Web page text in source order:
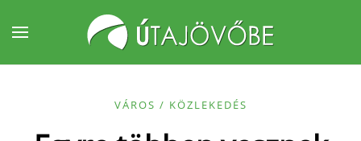
Fő tartalom átugrása
VÁROS / KÖZLEKEDÉS